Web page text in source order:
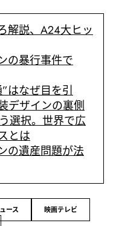
解説、A24大ヒッ
の暴行事件で
はなぜ目を引
デザインの裏側
選択。世界で広
とは
の遺産問題が法
ース
映画テレビ